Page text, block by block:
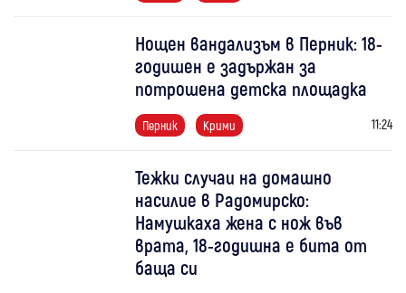
Нощен вандализъм в Перник: 18-
годишен е задържан за
потрошена детска площадка
Перник Крими 11:24
Тежки случаи на домашно
насилие в Радомирско:
Намушкаха жена с нож във
врата, 18-годишна е бита от
баща си